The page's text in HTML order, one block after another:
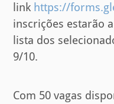
link https://
inscrições estarão
lista dos
9/10.
Com 50 vagas